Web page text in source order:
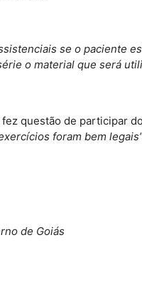
se o paciente
o material que será
fez questão de participar
foram bem
de Goiás